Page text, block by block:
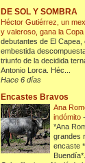
DE SOL Y SOMBRA
Héctor Gutiérrez, un
y valeroso, gana la
debutantes de El
embestida
triunfo de la decidida
Antonio Lorca. Héc...
Hace 6 días
Encastes Bravos
Ana
indómito-
*Ana
grandes
encaste